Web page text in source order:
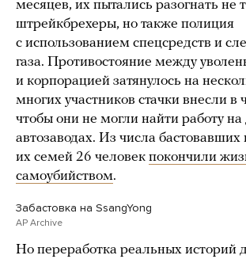
месяцев, их пытались разогнать не
штрейкбрехеры, но также полиция
с использованием спецсредств и
газа. Противостояние между
и корпорацией затянулось на
многих участников стачки внесли в
чтобы они не могли найти работу на
автозаводах. Из числа бастовавших
их семей 26 человек покончили
самоубийством.
Забастовка на SsangYong
AP Archive
Но переработка реальных историй